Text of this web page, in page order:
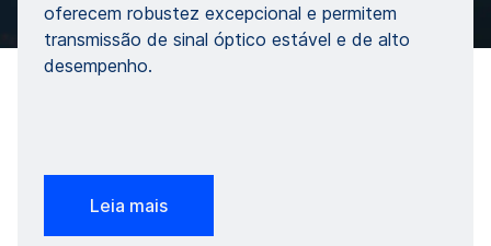
oferecem robustez excepcional e permitem
transmissão de sinal óptico estável e de alto
desempenho.
Leia mais